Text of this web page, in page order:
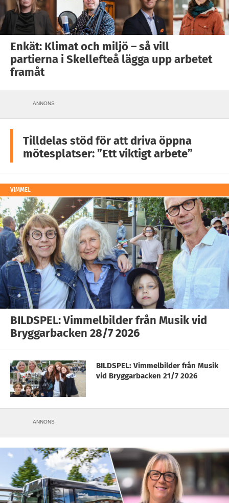
Enkät: Klimat och miljö – så vill
partierna i Skellefteå lägga upp arbetet
framåt
ANNONS
Tilldelas stöd för att driva öppna
mötesplatser: ”Ett viktigt arbete”
VIMMEL
BILDSPEL: Vimmelbilder från Musik vid
Bryggarbacken 28/7 2026
BILDSPEL: Vimmelbilder från Musik
vid Bryggarbacken 21/7 2026
ANNONS